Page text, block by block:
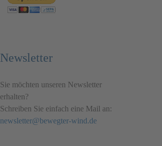
Newsletter
Sie möchten unseren Newsletter
erhalten?
Schreiben Sie einfach eine Mail an:
newsletter@bewegter-wind.de